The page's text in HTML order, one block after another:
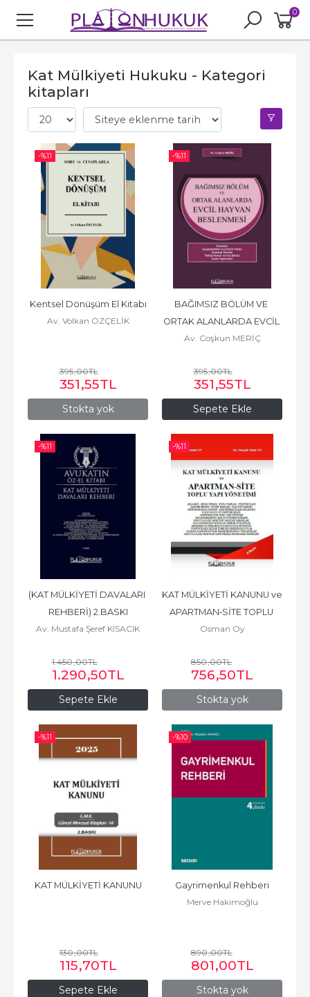
0
Kat Mülkiyeti Hukuku - Kategori
kitapları
-%11
Stokta yok
Kentsel Dönüşüm El Kitabı
Av. Volkan ÖZÇELİK
395,00TL
351,55TL
-%11
Sepete Ekle
BAĞIMSIZ BÖLÜM VE
ORTAK ALANLARDA EVCİL
HAYVAN BESLENMESİ
Av. Coşkun MERİÇ
395,00TL
351,55TL
-%11
Sepete Ekle
(KAT MÜLKİYETİ DAVALARI
REHBERİ) 2.BASKI
Av. Mustafa Şeref KISACIK
1.450,00TL
1.290,50TL
-%11
Stokta yok
KAT MÜLKİYETİ KANUNU ve
APARTMAN‐SİTE TOPLU
YAPI YÖNETİMİ 8. BASKI
Osman Oy
850,00TL
756,50TL
-%11
Sepete Ekle
KAT MÜLKİYETİ KANUNU
130,00TL
115,70TL
-%10
Stokta yok
Gayrimenkul Rehberi
Merve Hakimoğlu
890,00TL
801,00TL